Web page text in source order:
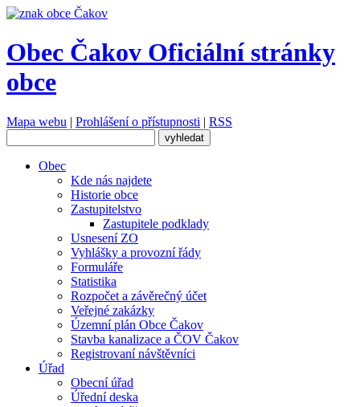
Obec Čakov Oficiální stránky
obce
Mapa webu | Prohlášení o přístupnosti | RSS
Obec
Kde nás najdete
Historie obce
Zastupitelstvo
Zastupitele podklady
Usnesení ZO
Vyhlášky a provozní řády
Formuláře
Statistika
Rozpočet a závěrečný účet
Veřejné zakázky
Územní plán Obce Čakov
Stavba kanalizace a ČOV Čakov
Registrovaní návštěvníci
Úřad
Obecní úřad
Úřední deska